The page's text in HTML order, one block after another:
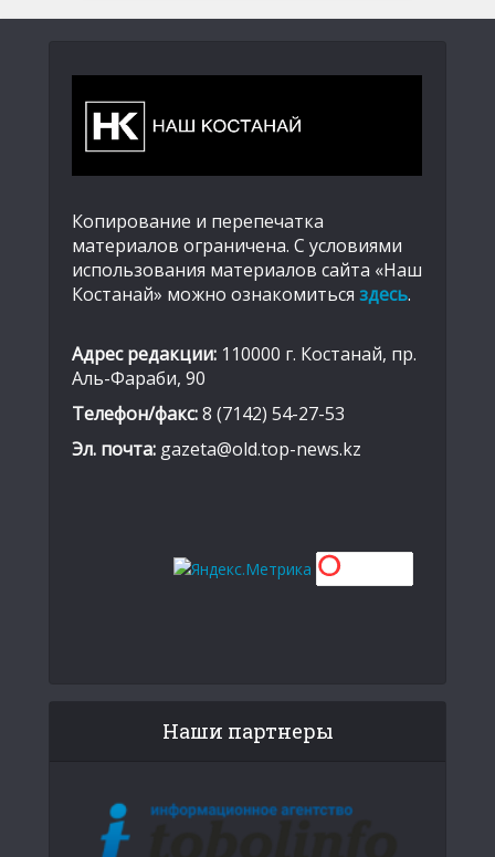
Копирование и перепечатка
материалов ограничена. С условиями
использования материалов сайта «Наш
Костанай» можно ознакомиться здесь.
Адрес редакции: 110000 г. Костанай, пр.
Аль-Фараби, 90
Телефон/факс:8 (7142) 54-27-53
Эл. почта: gazeta@old.top-news.kz
Наши партнеры